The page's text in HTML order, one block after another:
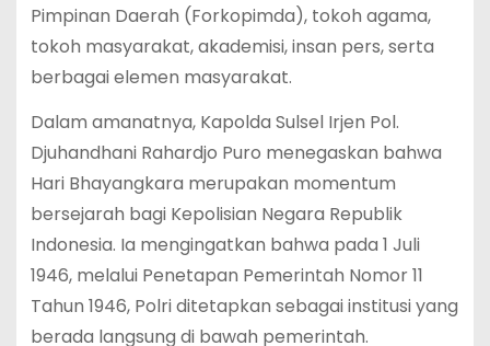
Pimpinan Daerah (Forkopimda), tokoh agama,
tokoh masyarakat, akademisi, insan pers, serta
berbagai elemen masyarakat.
Dalam amanatnya, Kapolda Sulsel Irjen Pol.
Djuhandhani Rahardjo Puro menegaskan bahwa
Hari Bhayangkara merupakan momentum
bersejarah bagi Kepolisian Negara Republik
Indonesia. Ia mengingatkan bahwa pada 1 Juli
1946, melalui Penetapan Pemerintah Nomor 11
Tahun 1946, Polri ditetapkan sebagai institusi yang
berada langsung di bawah pemerintah.